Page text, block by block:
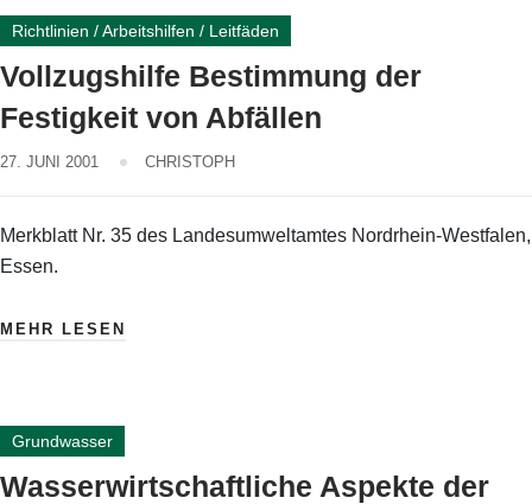
Richtlinien / Arbeitshilfen / Leitfäden
Vollzugshilfe Bestimmung der
Festigkeit von Abfällen
27. JUNI 2001 CHRISTOPH
Merkblatt Nr. 35 des Landesumweltamtes Nordrhein-Westfalen,
Essen.
MEHR LESEN
Grundwasser
Wasserwirtschaftliche Aspekte der